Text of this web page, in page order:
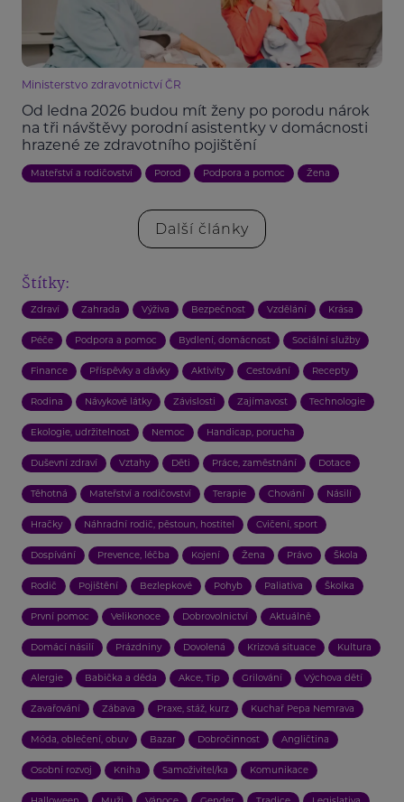
Ministerstvo zdravotnictví ČR
Od ledna 2026 budou mít ženy po porodu nárok
na tři návštěvy porodní asistentky v domácnosti
hrazené ze zdravotního pojištění
Mateřství a rodičovství Porod Podpora a pomoc Žena
Další články
Štítky:
Zdraví Zahrada Výživa Bezpečnost Vzdělání Krása
Péče Podpora a pomoc Bydlení, domácnost Sociální služby
Finance Příspěvky a dávky Aktivity Cestování Recepty
Rodina Návykové látky Závislosti Zajímavost Technologie
Ekologie, udržitelnost Nemoc Handicap, porucha
Duševní zdraví Vztahy Děti Práce, zaměstnání Dotace
Těhotná Mateřství a rodičovství Terapie Chování Násilí
Hračky Náhradní rodič, pěstoun, hostitel Cvičení, sport
Dospívání Prevence, léčba Kojení Žena Právo Škola
Rodič Pojištění Bezlepkové Pohyb Paliativa Školka
První pomoc Velikonoce Dobrovolnictví Aktuálně
Domácí násilí Prázdniny Dovolená Krizová situace Kultura
Alergie Babička a děda Akce, Tip Grilování Výchova dětí
Zavařování Zábava Praxe, stáž, kurz Kuchař Pepa Nemrava
Móda, oblečení, obuv Bazar Dobročinnost Angličtina
Osobní rozvoj Kniha Samoživitel/ka Komunikace